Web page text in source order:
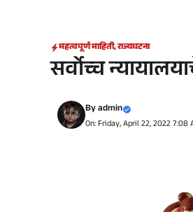
महत्वपूर्ण माहिती,राज्यघटना
सर्वोच्च
Byadmin
On: Friday, April 22, 2022 7:08